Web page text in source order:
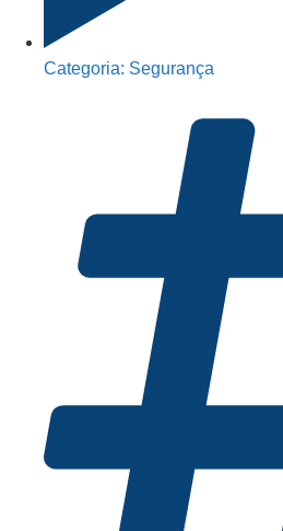
Categoria: Segurança